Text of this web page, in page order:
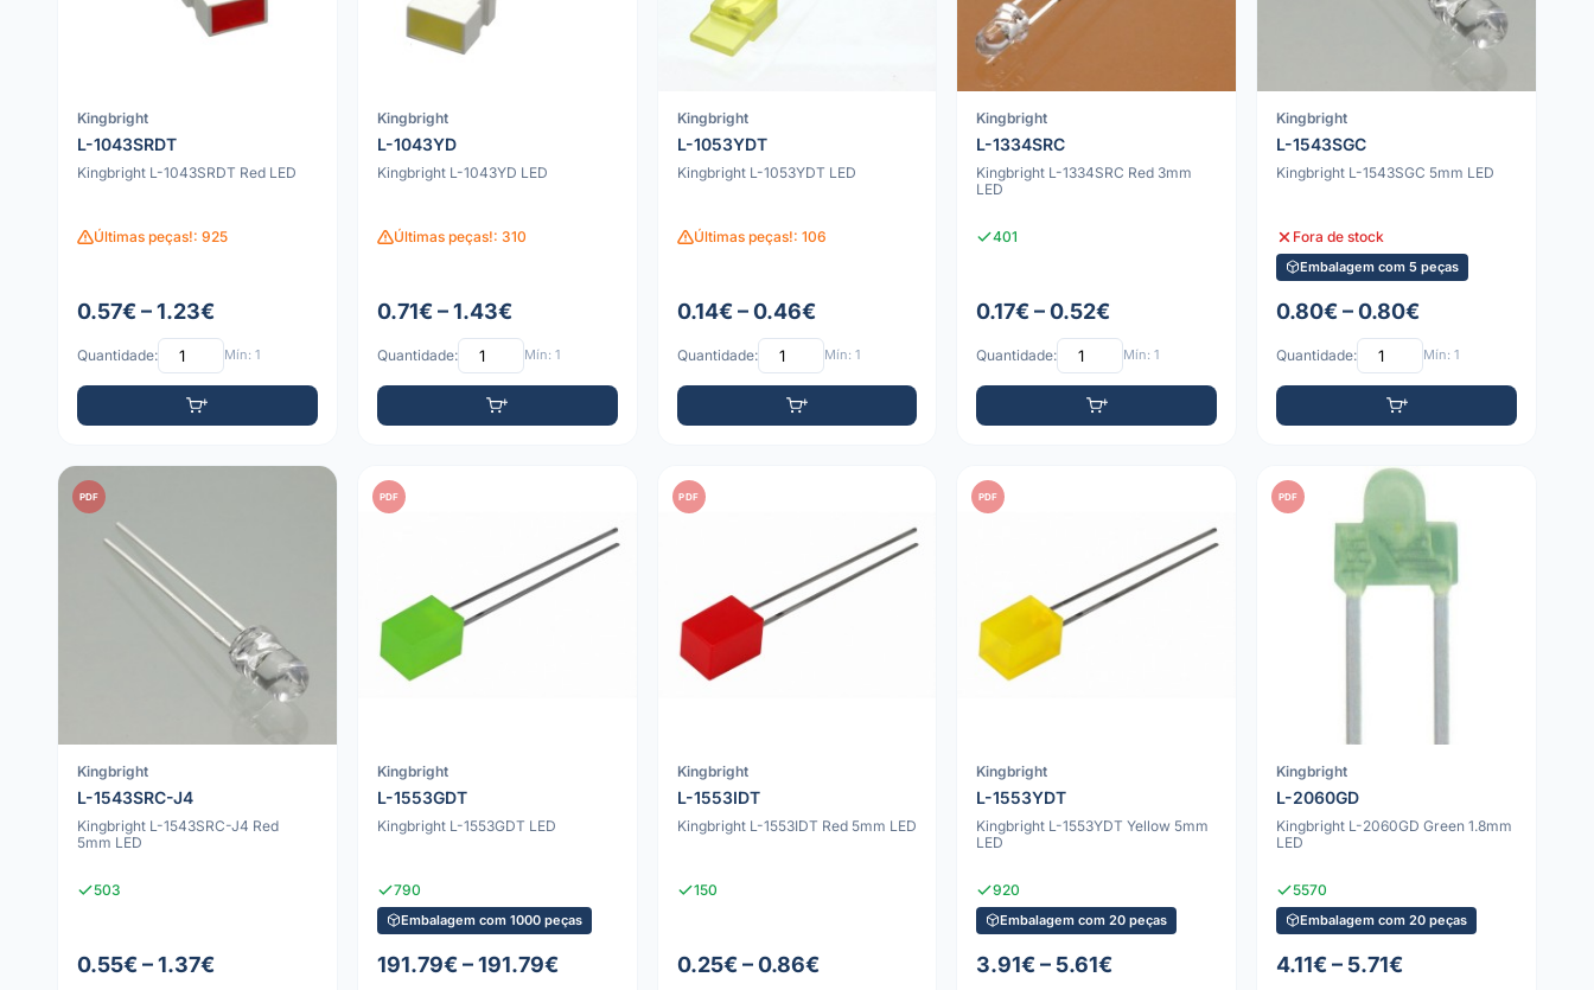
Kingbright
L-1043SRDT
Kingbright L-1043SRDT Red LED
Últimas peças!: 925
0.57€ – 1.23€
Quantidade: Mín: 1
Kingbright
L-1043YD
Kingbright L-1043YD LED
Últimas peças!: 310
0.71€ – 1.43€
Quantidade: Mín: 1
Kingbright
L-1053YDT
Kingbright L-1053YDT LED
Últimas peças!: 106
0.14€ – 0.46€
Quantidade: Mín: 1
Kingbright
L-1334SRC
Kingbright L-1334SRC Red 3mm
LED
401
0.17€ – 0.52€
Quantidade: Mín: 1
Kingbright
L-1543SGC
Kingbright L-1543SGC 5mm LED
Fora de stock
Embalagem com 5 peças
0.80€ – 0.80€
Quantidade: Mín: 1
PDF
Kingbright
L-1543SRC-J4
Kingbright L-1543SRC-J4 Red
5mm LED
503
0.55€ – 1.37€
PDF
Kingbright
L-1553GDT
Kingbright L-1553GDT LED
790
Embalagem com 1000 peças
191.79€ – 191.79€
PDF
Kingbright
L-1553IDT
Kingbright L-1553IDT Red 5mm LED
150
0.25€ – 0.86€
PDF
Kingbright
L-1553YDT
Kingbright L-1553YDT Yellow 5mm
LED
920
Embalagem com 20 peças
3.91€ – 5.61€
PDF
Kingbright
L-2060GD
Kingbright L-2060GD Green 1.8mm
LED
5570
Embalagem com 20 peças
4.11€ – 5.71€